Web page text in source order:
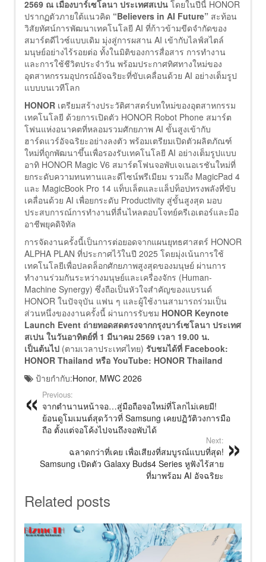
2569 ณ เมืองบาร์เซโลนา ประเทศสเปน โดยในปีนี้ HONOR
ปรากฏตัวภายใต้แนวคิด “Believers in AI Future” สะท้อน
วิสัยทัศน์การพัฒนาเทคโนโลยี AI ที่ก้าวข้ามขีดจำกัดของ
สมาร์ตดีไวซ์แบบเดิม มุ่งสู่การผสาน AI เข้ากับไลฟ์สไตล์
มนุษย์อย่างไร้รอยต่อ ทั้งในมิติของการสื่อสาร การทำงาน
และการใช้ชีวิตประจำวัน พร้อมประกาศทิศทางใหม่ของ
อุตสาหกรรมอุปกรณ์อัจฉริยะที่ขับเคลื่อนด้วย AI อย่างเต็มรูป
แบบบนเวทีโลก
HONOR เตรียมสร้างประวัติศาสตร์บทใหม่ของอุตสาหกรรม
เทคโนโลยี ด้วยการเปิดตัว HONOR Robot Phone สมาร์ต
โฟนแห่งอนาคตที่หลอมรวมศักยภาพ AI ขั้นสูงเข้ากับ
ฮาร์ดแวร์อัจฉริยะอย่างลงตัว พร้อมเตรียมเปิดตัวผลิตภัณฑ์
ใหม่ที่ถูกพัฒนาขึ้นเพื่อรองรับเทคโนโลยี AI อย่างเต็มรูปแบบ
อาทิ HONOR Magic V6 สมาร์ตโฟนจอพับเจเนอเรชันใหม่ที่
ยกระดับความทนทานและดีไซน์พรีเมียม รวมถึง MagicPad 4
และ MagicBook Pro 14 แท็บเล็ตและแล็ปท็อปทรงพลังที่ขับ
เคลื่อนด้วย AI เพื่อยกระดับ Productivity สู่ขั้นสูงสุด มอบ
ประสบการณ์การทำงานที่ลื่นไหลตอบโจทย์ครีเอเตอร์และมือ
อาชีพยุคดิจิทัล
การจัดงานครั้งนี้เป็นการต่อยอดจากแผนยุทธศาสตร์ HONOR
ALPHA PLAN ที่ประกาศไว้ในปี 2025 โดยมุ่งเน้นการใช้
เทคโนโลยีเพื่อปลดล็อกศักยภาพสูงสุดของมนุษย์ ผ่านการ
ทำงานร่วมกันระหว่างมนุษย์และเครื่องจักร (Human-
Machine Synergy) ซึ่งถือเป็นหัวใจสำคัญของแบรนด์
HONOR ในปัจจุบัน แฟน ๆ และผู้ใช้งานสามารถร่วมเป็น
ส่วนหนึ่งของงานครั้งนี้ ผ่านการรับชม HONOR Keynote
Launch Event ถ่ายทอดสดตรงจากกรุงบาร์เซโลนา ประเทศ
สเปน ในวันอาทิตย์ที่ 1 มีนาคม 2569 เวลา 19.00 น.
เป็นต้นไป (ตามเวลาประเทศไทย) รับชมได้ที่ Facebook:
HONOR Thailand หรือ YouTube: HONOR Thailand
ป้ายกำกับ:Honor, MWC 2026
Previous:
จากตำนานหน้าจอ…สู่มือถือจอใหม่ที่โลกไม่เคยมี!
ย้อนดูโมเมนต์สุดว้าวที่ Samsung เคยปฏิวัติวงการมือ
ถือ ตั้งแต่จอโค้งไปจนถึงจอพับได้
Next:
ฉลาดกว่าที่เคย เพื่อเสียงที่สมบูรณ์แบบที่สุด!
Samsung เปิดตัว Galaxy Buds4 Series หูฟังไร้สาย
ที่มาพร้อม AI อัจฉริยะ
Related posts